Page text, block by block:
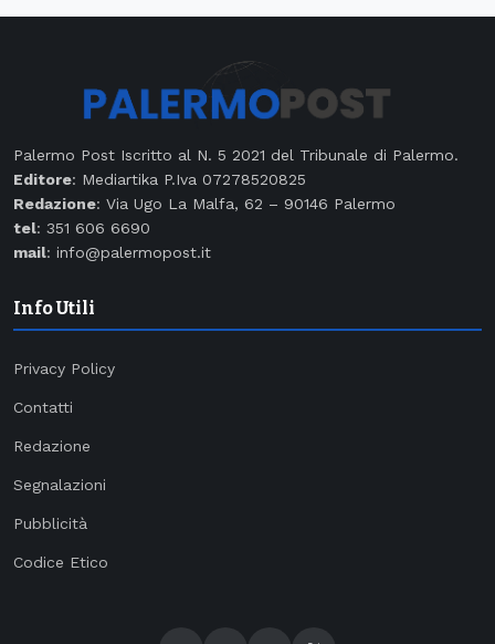
Palermo Post Iscritto al N. 5 2021 del Tribunale di Palermo.
Editore: Mediartika P.Iva 07278520825
Redazione: Via Ugo La Malfa, 62 – 90146 Palermo
tel: 351 606 6690
mail: info@palermopost.it
Info Utili
Privacy Policy
Contatti
Redazione
Segnalazioni
Pubblicità
Codice Etico